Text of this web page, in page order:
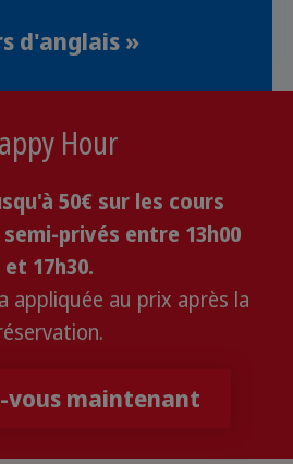
d'anglais »
Hour
50€ sur les cours
privés entre 13h00
et 17h30.
appliquée au prix après la
vous maintenant